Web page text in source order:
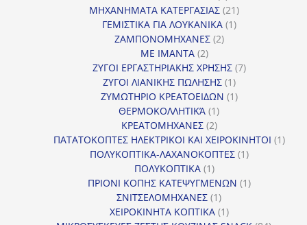
προϊόν
ΜΗΧΑΝΗΜΑΤΑ ΚΑΤΕΡΓΑΣΙΑΣ 2121
προϊόντα
ΓΕΜΙΣΤΙΚΑ ΓΙΑ ΛΟΥΚΑΝΙΚΑ 11
ΖΑΜΠΟΝΟΜΗΧΑΝΕΣ 22
ΜΕ ΙΜΑΝΤΑ 22
προϊόντα
ΖΥΓΟΙ ΕΡΓΑΣΤΗΡΙΑΚΗΣ ΧΡΗΣΗΣ 77
ΖΥΓΟΙ ΛΙΑΝΙΚΗΣ ΠΩΛΗΣΗΣ 11
προϊόν
ΖΥΜΩΤΗΡΙΟ ΚΡΕΑΤΟΕΙΔΩΝ 11
ΘΕΡΜΟΚΟΛΛΗΤΙΚΆ 11
προϊόν
ΚΡΕΑΤΟΜΗΧΑΝΕΣ 22
προϊόντα
ΠΑΤΑΤΟΚΟΠΤΕΣ ΗΛΕΚΤΡΙΚΟΙ ΚΑΙ ΧΕΙΡΟΚΙΝΗΤΟΙ 11
ΠΟΛΥΚΟΠΤΙΚΑ-ΛΑΧΑΝΟΚΟΠΤΕΣ 11
ΠΟΛΥΚΟΠΤΙΚΑ 11
προϊόν
ΠΡΙΟΝΙ ΚΟΠΗΣ ΚΑΤΕΨΥΓΜΕΝΩΝ 11
ΣΝΙΤΣΕΛΟΜΗΧΑΝΕΣ 11
προϊόν
ΧΕΙΡΟΚΙΝΗΤΑ ΚΟΠΤΙΚΑ 11